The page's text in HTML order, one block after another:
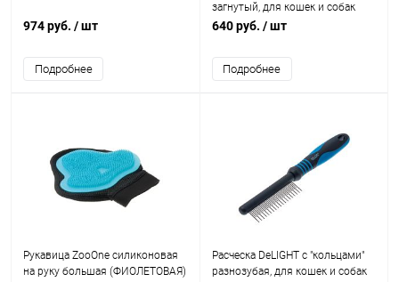
974 руб. / шт
Подробнее
загнутый, для кошек и собак
мелк./сред.пород
640 руб. / шт
Подробнее
Рукавица ZooOne силиконовая
на руку большая (ФИОЛЕТОВАЯ)
Расческа DeLIGHT с "кольцами"
разнозубая, для кошек и собак